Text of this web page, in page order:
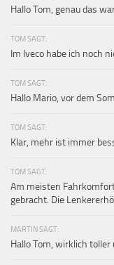
Hallo Tom, genau das
TOM SAGT:
Im Iveco habe ich noch
TOM SAGT:
Hallo Mario, vor dem
TOM SAGT:
Klar, mehr ist immer
TOM SAGT:
Am meisten
gebracht. Die
MARTIN SAGT:
Hallo Tom, wirklich